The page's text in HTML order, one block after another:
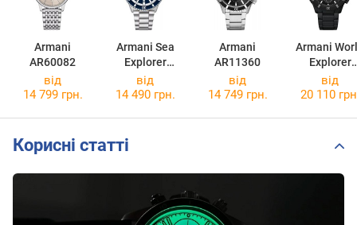
Armani
AR60082
Armani Sea
Explorer
AR60079
Armani
AR11360
Armani
Explorer
AR11784
від
14 799 грн.
від
14 490 грн.
від
14 749 грн.
від
20 110
Корисні статті